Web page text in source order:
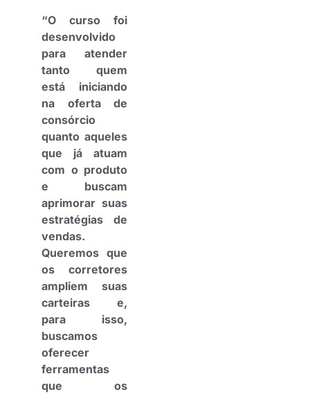
“O curso foi
desenvolvido
para atender
tanto quem
está iniciando
na oferta de
consórcio
quanto aqueles
que já atuam
com o produto
e buscam
aprimorar suas
estratégias de
vendas.
Queremos que
os corretores
ampliem suas
carteiras e,
para isso,
buscamos
oferecer
ferramentas
que os